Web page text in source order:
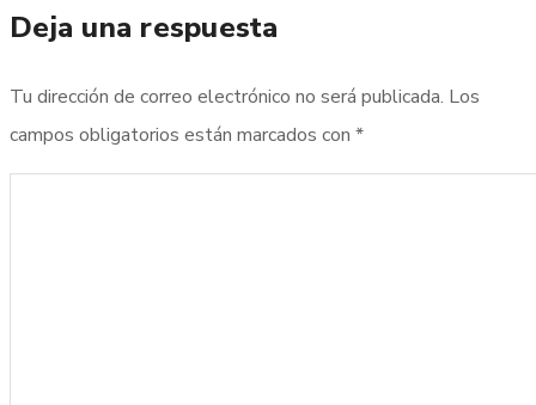
Deja una respuesta
Tu dirección de correo electrónico no será publicada. Los
campos obligatorios están marcados con *